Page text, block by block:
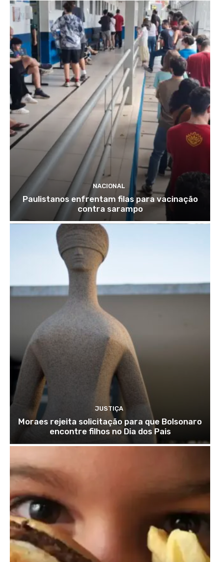
NACIONAL
Paulistanos enfrentam filas para vacinação
contra sarampo
JUSTIÇA
Moraes rejeita solicitação para que Bolsonaro
encontre filhos no Dia dos Pais